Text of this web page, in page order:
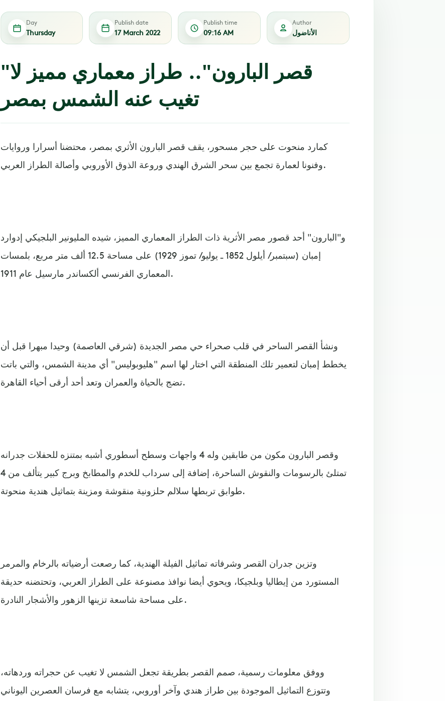
Day
Thursday
Publish date
17 March 2022
Publish time
09:16 AM
Author
الأناضول
"قصر البارون".. طراز معماري مميز لا
تغيب عنه الشمس بمصر
كمارد منحوت على حجر مسحور، يقف قصر البارون الأثري بمصر، محتضنا أسرارا وروايات
وفنونا لعمارة تجمع بين سحر الشرق الهندي وروعة الذوق الأوروبي وأصالة الطراز العربي.
و"البارون" أحد قصور مصر الأثرية ذات الطراز المعماري المميز، شيده المليونير البلجيكي إدوارد
إمبان (سبتمبر/ أيلول 1852 ـ يوليو/ تموز 1929) على مساحة 12.5 ألف متر مربع، بلمسات
المعماري الفرنسي ألكساندر مارسيل عام 1911.
ونشأ القصر الساحر في قلب صحراء حي مصر الجديدة (شرقي العاصمة) وحيدا مبهرا قبل أن
يخطط إمبان لتعمير تلك المنطقة التي اختار لها اسم "هليوبوليس" أي مدينة الشمس، والتي باتت
تضج بالحياة والعمران وتعد أحد أرقى أحياء القاهرة.
وقصر البارون مكون من طابقين وله 4 واجهات وسطح أسطوري أشبه بمتنزه للحفلات جدرانه
تمتلئ بالرسومات والنقوش الساحرة، إضافة إلى سرداب للخدم والمطابخ وبرج كبير يتألف من 4
طوابق تربطها سلالم حلزونية منقوشة ومزينة بتماثيل هندية منحوتة.
وتزين جدران القصر وشرفاته تماثيل الفيلة الهندية، كما رصعت أرضياته بالرخام والمرمر
المستورد من إيطاليا وبلجيكا، ويحوي أيضا نوافذ مصنوعة على الطراز العربي، وتحتضنه حديقة
على مساحة شاسعة تزينها الزهور والأشجار النادرة.
ووفق معلومات رسمية، صمم القصر بطريقة تجعل الشمس لا تغيب عن حجراته وردهاته،
وتتوزع التماثيل الموجودة بين طراز هندي وآخر أوروبي، يتشابه مع فرسان العصرين اليوناني